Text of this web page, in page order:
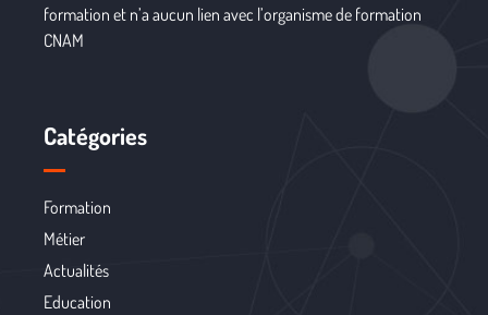
formation et n’a aucun lien avec l’organisme de formation
CNAM
Catégories
Formation
Métier
Actualités
Education